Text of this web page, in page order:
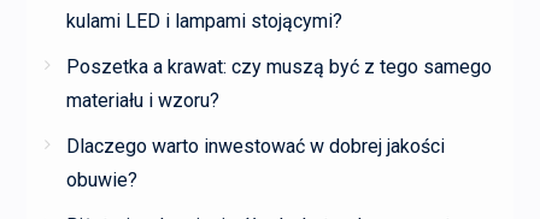
kulami LED i lampami stojącymi?
Poszetka a krawat: czy muszą być z tego samego
materiału i wzoru?
Dlaczego warto inwestować w dobrej jakości
obuwie?